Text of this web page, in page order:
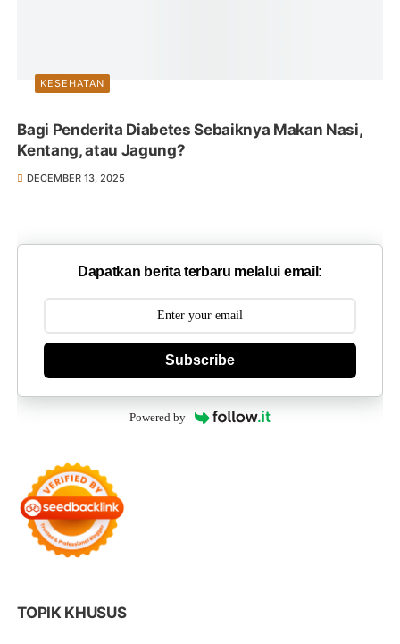
KESEHATAN
Bagi Penderita Diabetes Sebaiknya Makan Nasi,
Kentang, atau Jagung?
DECEMBER 13, 2025
Dapatkan berita terbaru melalui email:
Subscribe
Powered by
TOPIK KHUSUS